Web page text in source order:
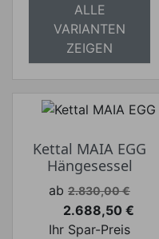
ALLE
VARIANTEN
ZEIGEN
Kettal MAIA EGG
Hängesessel
Verkaufspreis
ab 2.830,00 €
Preis
2.688,50 €
Ihr Spar-Preis